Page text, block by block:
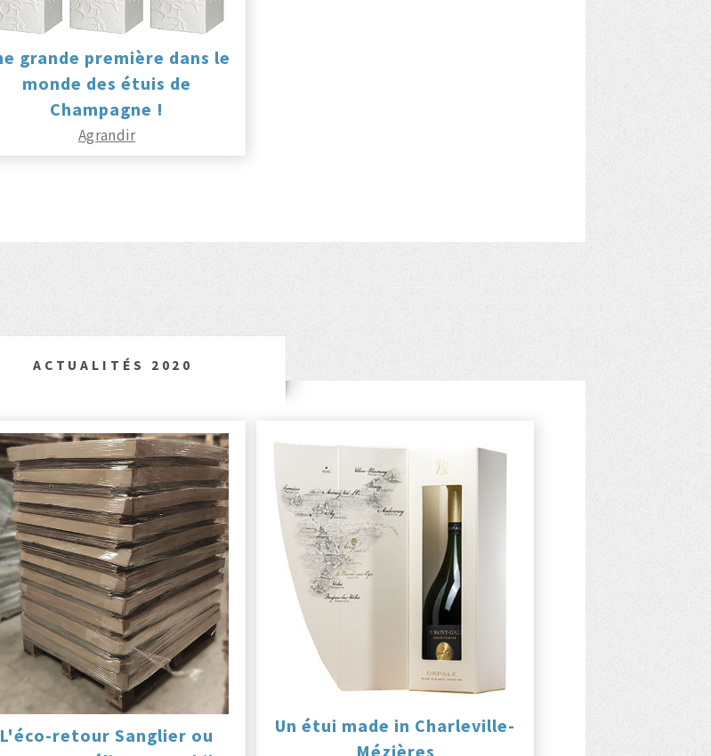
grande première dans le
monde des étuis de
Champagne !
Agrandir
ACTUALITÉS 2020
L'éco-retour Sanglier ou
Un étui made in Charleville-
Mézières